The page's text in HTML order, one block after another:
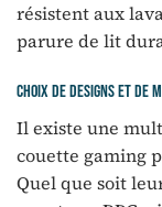
résistent aux
parure de lit
Choix de designs et de
Il existe une
couette gaming
Quel que soit